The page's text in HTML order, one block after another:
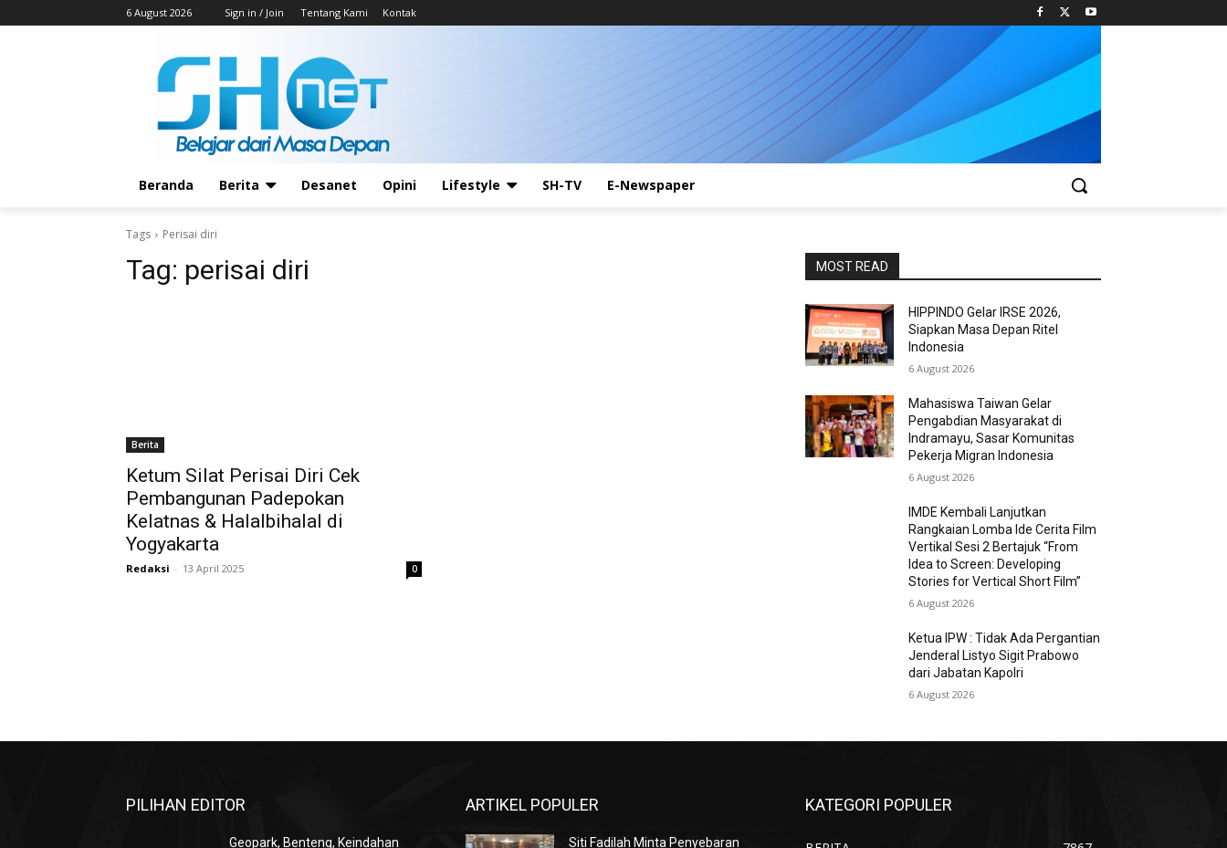
6 August 2026 Sign in / Join Tentang Kami Kontak
Beranda Berita Desanet Opini Lifestyle SH-TV E-Newspaper
Tags Perisai diri
Tag: perisai diri
Berita
Ketum Silat Perisai Diri Cek
Pembangunan Padepokan
Kelatnas & Halalbihalal di
Yogyakarta
Redaksi - 13 April 2025 0
MOST READ
HIPPINDO Gelar IRSE 2026,
Siapkan Masa Depan Ritel
Indonesia
6 August 2026
Mahasiswa Taiwan Gelar
Pengabdian Masyarakat di
Indramayu, Sasar Komunitas
Pekerja Migran Indonesia
6 August 2026
IMDE Kembali Lanjutkan
Rangkaian Lomba Ide Cerita Film
Vertikal Sesi 2 Bertajuk “From
Idea to Screen: Developing
Stories for Vertical Short Film”
6 August 2026
Ketua IPW : Tidak Ada Pergantian
Jenderal Listyo Sigit Prabowo
dari Jabatan Kapolri
6 August 2026
PILIHAN EDITOR
Geopark, Benteng, Keindahan
ARTIKEL POPULER
Siti Fadilah Minta Penyebaran
KATEGORI POPULER